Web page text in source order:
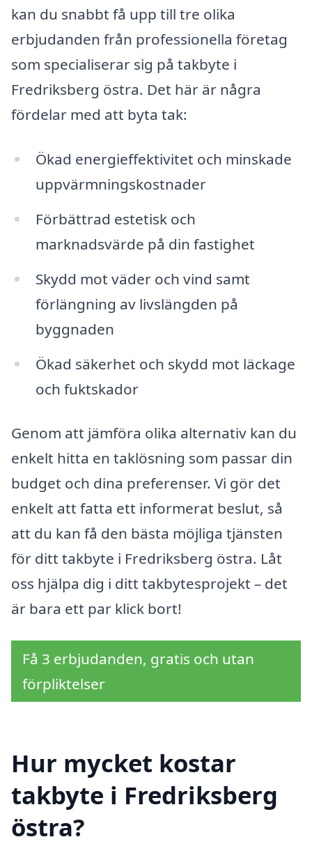
kan du snabbt få upp till tre olika
erbjudanden från professionella företag
som specialiserar sig på takbyte i
Fredriksberg östra. Det här är några
fördelar med att byta tak:
Ökad energieffektivitet och minskade
uppvärmningskostnader
Förbättrad estetisk och
marknadsvärde på din fastighet
Skydd mot väder och vind samt
förlängning av livslängden på
byggnaden
Ökad säkerhet och skydd mot läckage
och fuktskador
Genom att jämföra olika alternativ kan du
enkelt hitta en taklösning som passar din
budget och dina preferenser. Vi gör det
enkelt att fatta ett informerat beslut, så
att du kan få den bästa möjliga tjänsten
för ditt takbyte i Fredriksberg östra. Låt
oss hjälpa dig i ditt takbytesprojekt – det
är bara ett par klick bort!
Få 3 erbjudanden, gratis och utan
förpliktelser
Hur mycket kostar
takbyte i Fredriksberg
östra?